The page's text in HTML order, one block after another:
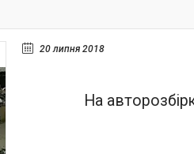
20 липня 2018
На